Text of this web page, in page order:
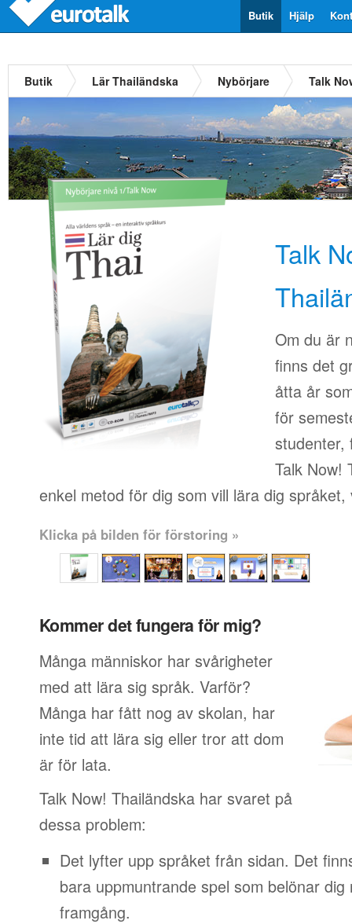
Hjälp
Butik
Butik Lär Thailändska Nybörjare Talk
Talk
Om du är
finns det
åtta år
för
studenter,
Talk Now!
enkel metod för dig som vill lära dig
Klicka på bilden för förstoring »
Kommer det fungera för mig?
Många människor har svårigheter
med att lära sig språk. Varför?
Många har fått nog av skolan, har
inte tid att lära sig eller tror att dom
är för lata.
Talk Now! Thailändska har svaret på
dessa problem:
Det lyfter upp språket från sidan. Det
bara uppmuntrande spel som belönar
framgång.